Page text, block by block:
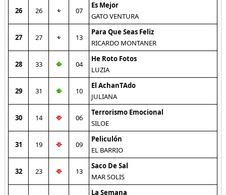
26 26 07
Es Mejor
GATO VENTURA
27 27 13
Para Que Seas Feliz
RICARDO MONTANER
28 33 04
He Roto Fotos
LUZIA
29 31 10
El AchanTAdo
JULIANA
30 14 06
Terrorismo Emocional
SILOE
31 19 09
Peliculón
EL BARRIO
32 23 13
Saco De Sal
MAR SOLIS
La Semana